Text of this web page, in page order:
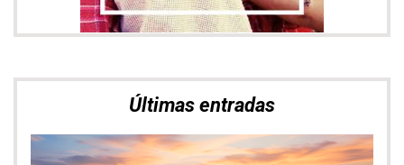
Últimas entradas